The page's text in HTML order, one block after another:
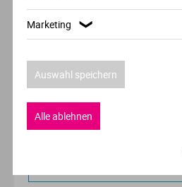
Marketing ❯
Auswahl speichern
Alle ablehnen